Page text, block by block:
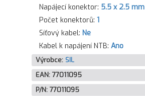
Napájecí konektor: 5.5 x 2.5 mm
Počet konektorů: 1
Síťový kabel: Ne
Kabel k napájení NTB: Ano
Výrobce: SIL
EAN: 77011095
P/N: 77011095